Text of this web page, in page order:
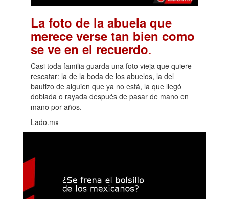
La foto de la abuela que
merece verse tan bien como
se ve en el recuerdo.
Casi toda familia guarda una foto vieja que quiere
rescatar: la de la boda de los abuelos, la del
bautizo de alguien que ya no está, la que llegó
doblada o rayada después de pasar de mano en
mano por años.
Lado.mx